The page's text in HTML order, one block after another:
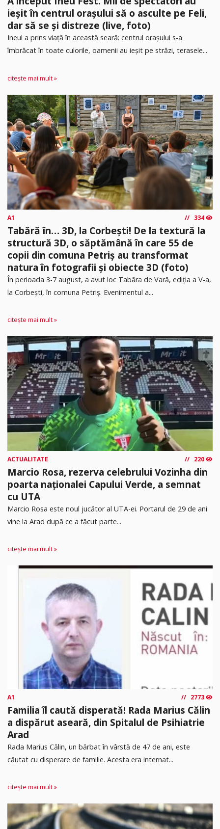
ieșit în centrul orașului să o asculte pe Feli,
dar să se și distreze (live, foto)
Ineul a prins viață în această seară: centrul orașului s-a
îmbrăcat în toate culorile, oamenii au ieșit pe străzi, terasele...
citește mai mult »
A1 334
Tabără în… 3D, la Corbești! De la textură la
structură 3D, o săptămână în care 55 de
copii din comuna Petriș au transformat
natura în fotografii și obiecte 3D (foto)
În perioada 3-7 august, a avut loc Tabăra de Vară, ediția a V-a,
la Corbești, în comuna Petriș. Evenimentul a...
citește mai mult »
ACTUALITATE 220
Marcio Rosa, rezerva celebrului Vozinha din
poarta naționalei Capului Verde, a semnat
cu UTA
Marcio Rosa este noul jucător al UTA-ei. Portarul de 29 de ani
vine la Arad după ce a făcut parte...
citește mai mult »
A1 2773
Familia îl caută disperată! Rada Marius Călin
a dispărut aseară, din Spitalul de Psihiatrie
Arad
Rada Marius Călin, un bărbat în vârstă de 47 de ani, este
căutat cu disperare de familie. Acesta era internat...
citește mai mult »